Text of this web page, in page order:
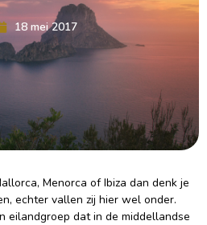
18 mei 2017
Menorca of Ibiza dan denk je
echter vallen zij hier wel onder.
eilandgroep dat in de middellandse